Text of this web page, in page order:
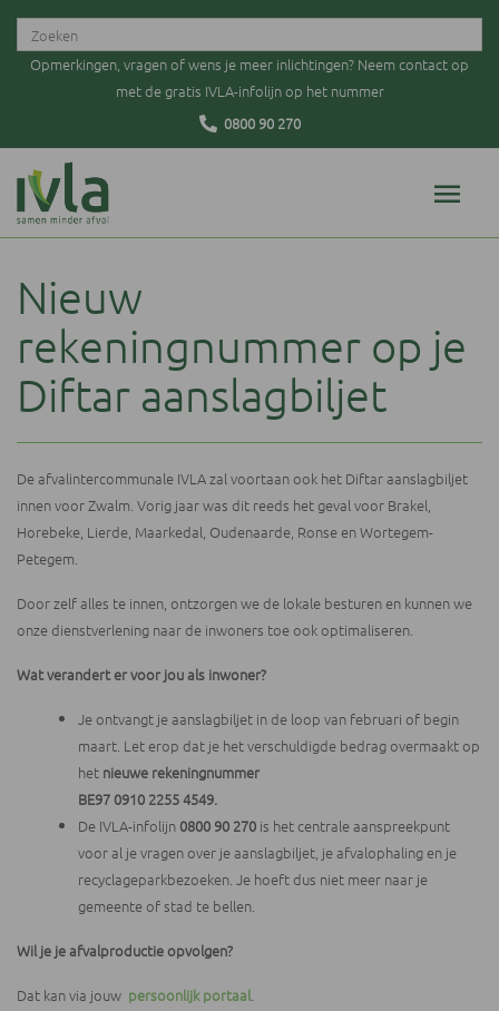
Opmerkingen, vragen of wens je meer inlichtingen? Neem contact op
met de gratis IVLA-infolijn op het nummer
0800 90 270
Nieuw
rekeningnummer op je
Diftar aanslagbiljet
De afvalintercommunale IVLA zal voortaan ook het Diftar aanslagbiljet
innen voor Zwalm. Vorig jaar was dit reeds het geval voor Brakel,
Horebeke, Lierde, Maarkedal, Oudenaarde, Ronse en Wortegem-
Petegem.
Door zelf alles te innen, ontzorgen we de lokale besturen en kunnen we
onze dienstverlening naar de inwoners toe ook optimaliseren.
Wat verandert er voor jou als inwoner?
Je ontvangt je aanslagbiljet in de loop van februari of begin
maart. Let erop dat je het verschuldigde bedrag overmaakt op
het nieuwe rekeningnummer
BE97 0910 2255 4549.
De IVLA-infolijn 0800 90 270 is het centrale aanspreekpunt
voor al je vragen over je aanslagbiljet, je afvalophaling en je
recyclageparkbezoeken. Je hoeft dus niet meer naar je
gemeente of stad te bellen.
Wil je je afvalproductie opvolgen?
Dat kan via jouw persoonlijk portaal.